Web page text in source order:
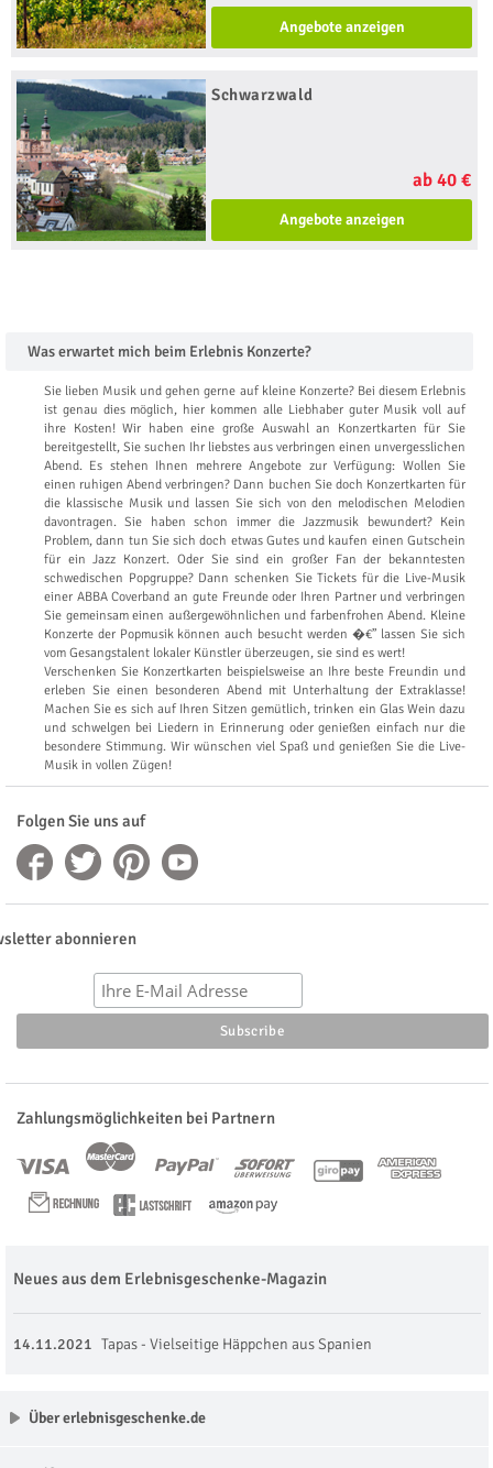
Angebote anzeigen
Schwarzwald
ab 40 €
Angebote anzeigen
Was erwartet mich beim Erlebnis Konzerte?
Sie lieben Musik und gehen gerne auf kleine Konzerte? Bei diesem Erlebnis
ist genau dies möglich, hier kommen alle Liebhaber guter Musik voll auf
ihre Kosten! Wir haben eine große Auswahl an Konzertkarten für Sie
bereitgestellt, Sie suchen Ihr liebstes aus verbringen einen unvergesslichen
Abend. Es stehen Ihnen mehrere Angebote zur Verfügung: Wollen Sie
einen ruhigen Abend verbringen? Dann buchen Sie doch Konzertkarten für
die klassische Musik und lassen Sie sich von den melodischen Melodien
davontragen. Sie haben schon immer die Jazzmusik bewundert? Kein
Problem, dann tun Sie sich doch etwas Gutes und kaufen einen Gutschein
für ein Jazz Konzert. Oder Sie sind ein großer Fan der bekanntesten
schwedischen Popgruppe? Dann schenken Sie Tickets für die Live-Musik
einer ABBA Coverband an gute Freunde oder Ihren Partner und verbringen
Sie gemeinsam einen außergewöhnlichen und farbenfrohen Abend. Kleine
Konzerte der Popmusik können auch besucht werden �€” lassen Sie sich
vom Gesangstalent lokaler Künstler überzeugen, sie sind es wert!
Verschenken Sie Konzertkarten beispielsweise an Ihre beste Freundin und
erleben Sie einen besonderen Abend mit Unterhaltung der Extraklasse!
Machen Sie es sich auf Ihren Sitzen gemütlich, trinken ein Glas Wein dazu
und schwelgen bei Liedern in Erinnerung oder genießen einfach nur die
besondere Stimmung. Wir wünschen viel Spaß und genießen Sie die Live-
Musik in vollen Zügen!
Folgen Sie uns auf
abonnieren
Zahlungsmöglichkeiten bei Partnern
Neues aus dem Erlebnisgeschenke-Magazin
14.11.2021 Tapas - Vielseitige Häppchen aus Spanien
Über erlebnisgeschenke.de